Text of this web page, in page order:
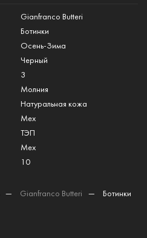
Gianfranco Butteri
Ботинки
Осень-Зима
Черный
3
Молния
Натуральная кожа
Мех
ТЭП
Мех
10
— Gianfranco Butteri —
Ботинки